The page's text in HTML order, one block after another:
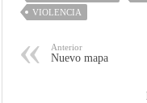
VIOLENCIA
Anterior
Nuevo mapa